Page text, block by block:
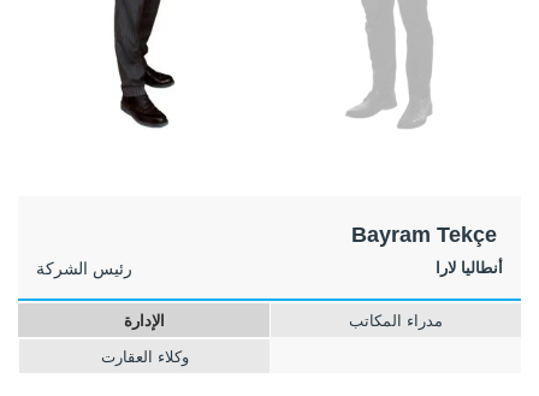
Bayram Tekçe
رئيس الشركة أنطاليا لارا
الإدارة
مدراء المكاتب
وكلاء العقارت